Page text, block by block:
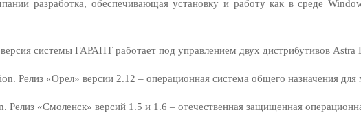
разработка, обеспечивающая установку и работу как в среде
системы ГАРАНТ работает под управлением двух дистрибутивов Astra
Релиз «Орел» версии 2.12 – операционная система общего назначения для
«Смоленск» версий 1.5 и 1.6 – отечественная защищенная